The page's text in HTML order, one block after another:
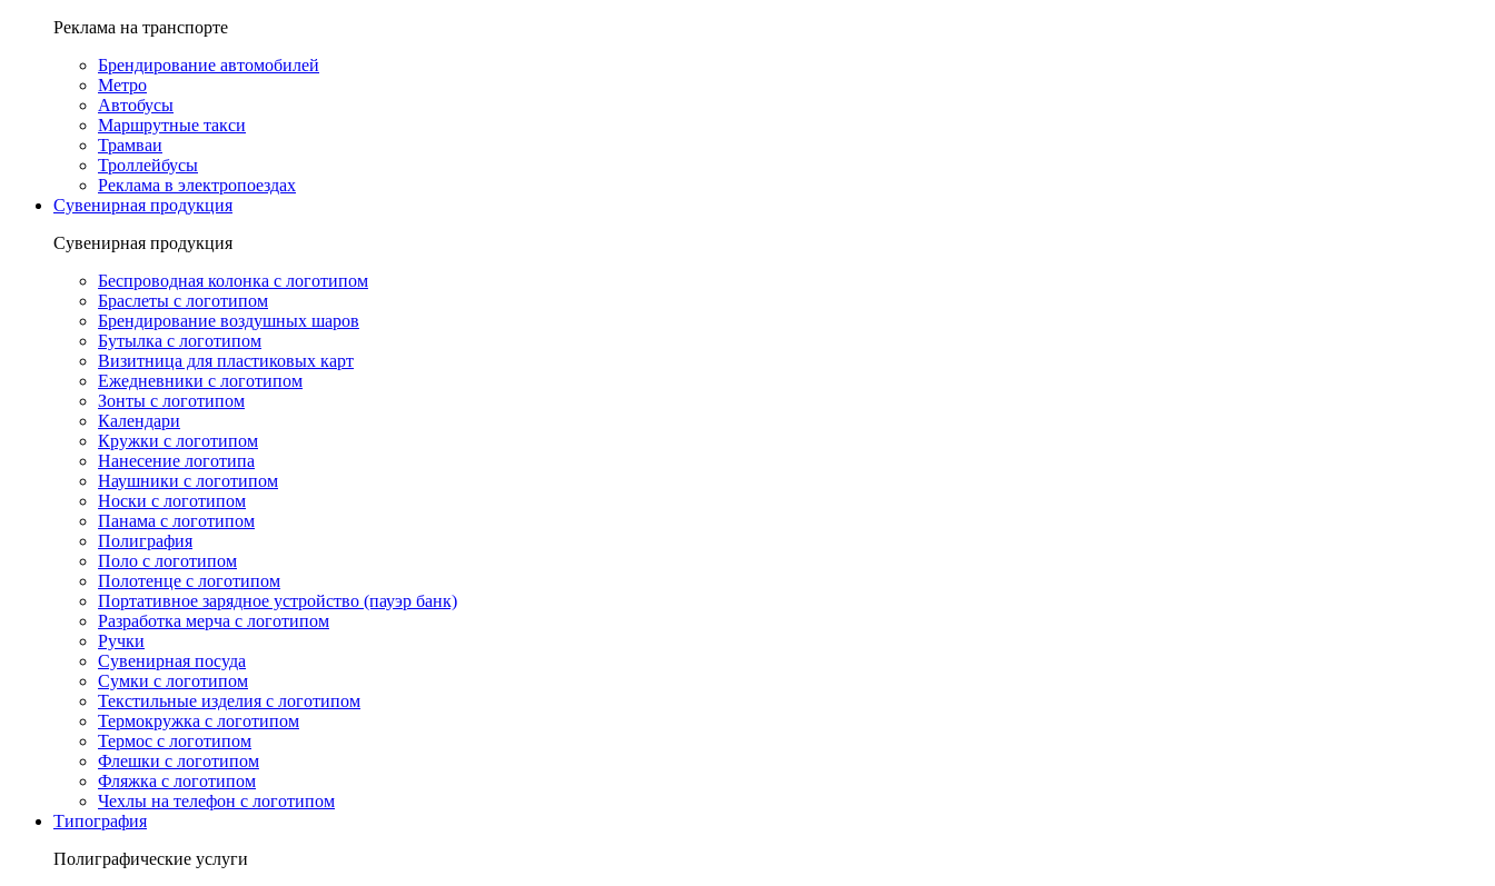
Реклама на транспорте
Брендирование автомобилей
Метро
Автобусы
Маршрутные такси
Трамваи
Троллейбусы
Реклама в электропоездах
Сувенирная продукция
Сувенирная продукция
Беспроводная колонка с логотипом
Браслеты с логотипом
Брендирование воздушных шаров
Бутылка с логотипом
Визитница для пластиковых карт
Ежедневники с логотипом
Зонты с логотипом
Календари
Кружки с логотипом
Нанесение логотипа
Наушники с логотипом
Носки с логотипом
Панама с логотипом
Полиграфия
Поло с логотипом
Полотенце с логотипом
Портативное зарядное устройство (пауэр банк)
Разработка мерча с логотипом
Ручки
Сувенирная посуда
Сумки с логотипом
Текстильные изделия с логотипом
Термокружка с логотипом
Термос с логотипом
Флешки с логотипом
Фляжка с логотипом
Чехлы на телефон с логотипом
Типография
Полиграфические услуги